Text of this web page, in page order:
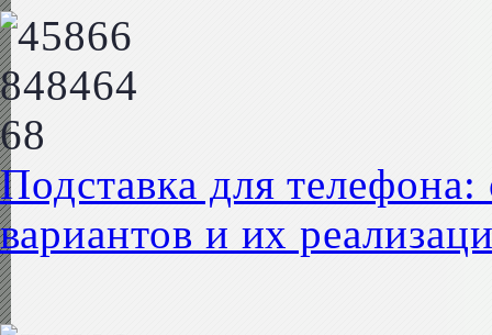
Подставка для
вариантов и их